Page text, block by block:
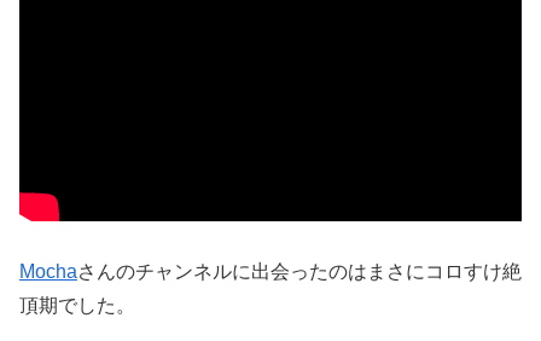
Mochaさんのチャンネルに出会ったのはまさにコロすけ絶
頂期でした。